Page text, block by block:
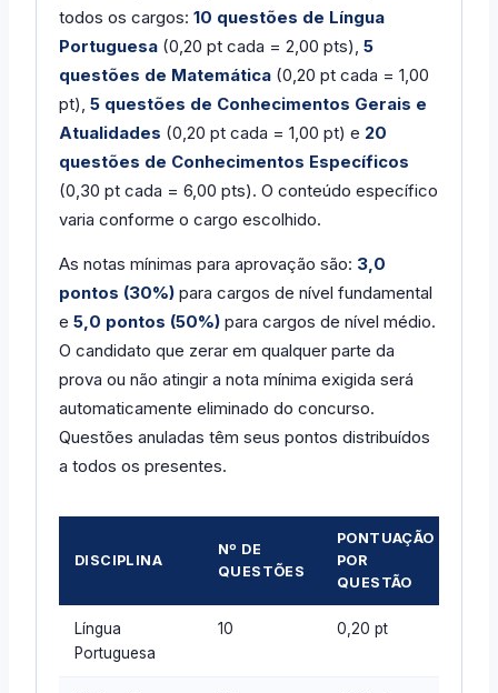
todos os cargos: 10 questões de Língua
Portuguesa (0,20 pt cada = 2,00 pts), 5
questões de Matemática (0,20 pt cada = 1,00
pt), 5 questões de Conhecimentos Gerais e
Atualidades (0,20 pt cada = 1,00 pt) e 20
questões de Conhecimentos Específicos
(0,30 pt cada = 6,00 pts). O conteúdo específico
varia conforme o cargo escolhido.
As notas mínimas para aprovação são: 3,0
pontos (30%) para cargos de nível fundamental
e 5,0 pontos (50%) para cargos de nível médio.
O candidato que zerar em qualquer parte da
prova ou não atingir a nota mínima exigida será
automaticamente eliminado do concurso.
Questões anuladas têm seus pontos distribuídos
a todos os presentes.
DISCIPLINA
Nº DE
QUESTÕES
PONTUAÇÃO
POR
QUESTÃO
Língua
Portuguesa
10 0,20 pt